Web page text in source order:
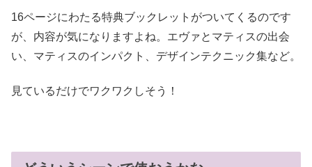
16ページにわたる特典ブックレットがついてくるのです
が、内容が気になりますよね。エヴァとマティスの出会
い、マティスのインパクト、デザインテクニック集など。
見ているだけでワクワクしそう！